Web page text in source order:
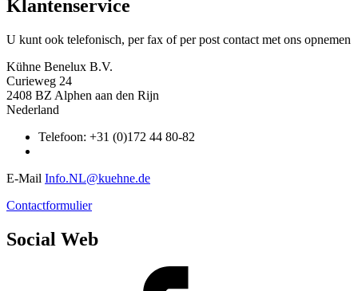
Klantenservice
U kunt ook telefonisch, per fax of per post contact met ons opnemen
Kühne Benelux B.V.
Curieweg 24
2408 BZ Alphen aan den Rijn
Nederland
Telefoon: +31 (0)172 44 80-82
E-Mail Info.NL@kuehne.de
Contactformulier
Social Web